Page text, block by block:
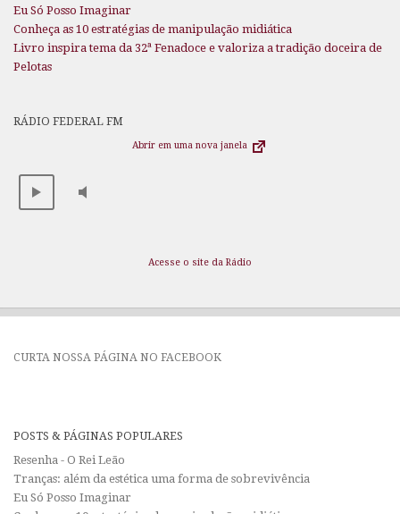
Eu Só Posso Imaginar
Conheça as 10 estratégias de manipulação midiática
Livro inspira tema da 32ª Fenadoce e valoriza a tradição doceira de
Pelotas
RÁDIO FEDERAL FM
Abrir em uma nova janela
Acesse o site da Rádio
CURTA NOSSA PÁGINA NO FACEBOOK
POSTS & PÁGINAS POPULARES
Resenha - O Rei Leão
Tranças: além da estética uma forma de sobrevivência
Eu Só Posso Imaginar